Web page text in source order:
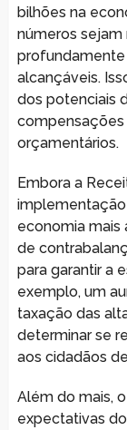
bilhões na
números sejam
profundamente
alcançáveis.
dos potenciais
compensações
orçamentários.
Embora a
economia mais
de
para garantir a
exemplo, um
taxação das
determinar se
aos cidadãos
Além do mais,
expectativas